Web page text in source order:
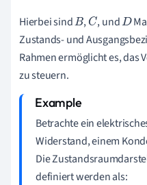
Hierbei sindB ,C , undD
Zustands- und
Rahmen ermöglicht es, das
zu steuern.
Betrachte ein
Widerstand, einem
Die
definiert werden als: